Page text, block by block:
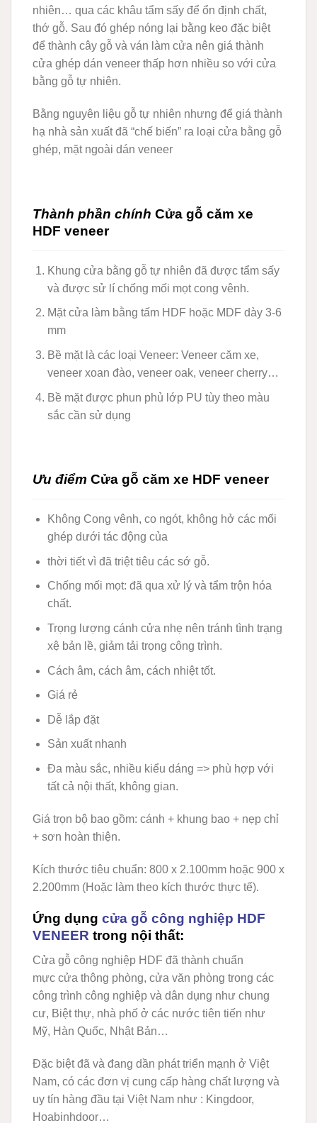
nhiên… qua các khâu tẩm sấy để ổn định chất,
thớ gỗ. Sau đó ghép nóng lại bằng keo đặc biệt
để thành cây gỗ và ván làm cửa nên giá thành
cửa ghép dán veneer thấp hơn nhiều so với cửa
bằng gỗ tự nhiên.
Bằng nguyên liệu gỗ tự nhiên nhưng để giá thành
hạ nhà sản xuất đã “chế biến” ra loại cửa bằng gỗ
ghép, mặt ngoài dán veneer
Thành phần chính Cửa gỗ căm xe
HDF veneer
Khung cửa bằng gỗ tự nhiên đã được tẩm sấy
và được sử lí chống mối mọt cong vênh.
Mặt cửa làm bằng tấm HDF hoặc MDF dày 3-6
mm
Bề mặt là các loại Veneer: Veneer căm xe,
veneer xoan đào, veneer oak, veneer cherry…
Bề mặt được phun phủ lớp PU tùy theo màu
sắc cần sử dụng
Ưu điểm Cửa gỗ căm xe HDF veneer
Không Cong vênh, co ngót, không hở các mối
ghép dưới tác động của
thời tiết vì đã triệt tiêu các sớ gỗ.
Chống mối mọt: đã qua xử lý và tẩm trộn hóa
chất.
Trọng lượng cánh cửa nhẹ nên tránh tình trạng
xệ bản lề, giảm tải trọng công trình.
Cách âm, cách âm, cách nhiệt tốt.
Giá rẻ
Dễ lắp đặt
Sản xuất nhanh
Đa màu sắc, nhiều kiểu dáng => phù hợp với
tất cả nội thất, không gian.
Giá trọn bộ bao gồm: cánh + khung bao + nẹp chỉ
+ sơn hoàn thiện.
Kích thước tiêu chuẩn: 800 x 2.100mm hoặc 900 x
2.200mm (Hoặc làm theo kích thước thực tế).
Ứng dụng cửa gỗ công nghiệp HDF
VENEER trong nội thất:
Cửa gỗ công nghiệp HDF đã thành chuẩn
mực cửa thông phòng, cửa văn phòng trong các
công trình công nghiệp và dân dụng như chung
cư, Biệt thự, nhà phố ở các nước tiên tiến như
Mỹ, Hàn Quốc, Nhật Bản…
Đặc biệt đã và đang dần phát triển mạnh ở Việt
Nam, có các đơn vị cung cấp hàng chất lượng và
uy tín hàng đầu tại Việt Nam như : Kingdoor,
Hoabinhdoor…